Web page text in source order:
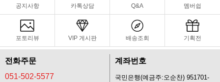
공지사항 카톡상담 Q&A 멤버쉽
포토리뷰 VIP 게시판 배송조회 기획전
전화주문
051-502-5577
계좌번호
국민은행(예금주:오순찬) 951701-